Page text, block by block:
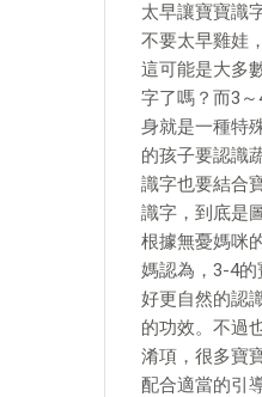
太早讓寶寶識
不要太早雞娃
這可能是大多
字了嗎？而3
身就是一種特
的孩子要認識
識字也要結合
識字，到底是
根據無憂媽咪
媽認為，3-4
好更自然的認
的功效。不過
淆項，很多寶
配合適當的引